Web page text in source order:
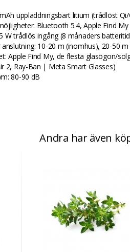
uppladdningsbart litium (trådlöst
Bluetooth 5.4, Apple Find
W trådlös ingång (8 månaders
anslutning: 10-20 m (inomhus), 20-50
Apple Find My, de flesta glasögon/
2, Ray-Ban | Meta Smart Glasses)
80-90 dB
Andra har även